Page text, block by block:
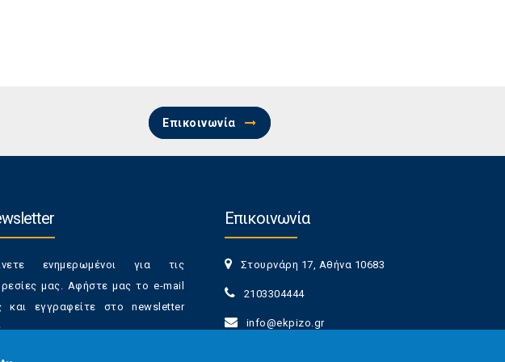
Επικοινωνία
ενημερωμένοι για τις
μας. Αφήστε μας το e-mail
και εγγραφείτε στο newsletter
Επικοινωνία
Στουρνάρη 17, Αθήνα 10683
2103304444
info@ekpizo.gr